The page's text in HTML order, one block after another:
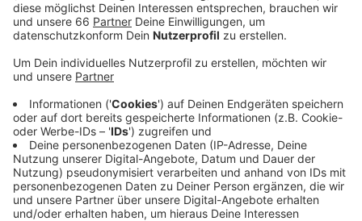
Veröffentlicht: Dienstag, 23.04.2024 13:09
Anzeige
Der abgebildete Mann steht im Verdacht, eine Frau in
der Vorhalle des Hauptbahnhofs sexuell belästigt zu
haben. Der Mann habe sich ihr von hinten genähert und
ihr an das Gesäß und den Intimbereich gefasst,
berichtet die Polizei.